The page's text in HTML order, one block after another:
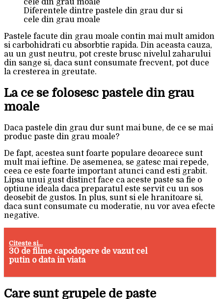
Diferentele dintre pastele din grau dur si
cele din grau moale
Pastele facute din grau moale contin mai mult amidon
si carbohidrati cu absorbtie rapida. Din aceasta cauza,
au un gust neutru, pot creste brusc nivelul zaharului
din sange si, daca sunt consumate frecvent, pot duce
la cresterea in greutate.
La ce se folosesc pastele din grau
moale
Daca pastele din grau dur sunt mai bune, de ce se mai
produc paste din grau moale?
De fapt, acestea sunt foarte populare deoarece sunt
mult mai ieftine. De asemenea, se gatesc mai repede,
ceea ce este foarte important atunci cand esti grabit.
Lipsa unui gust distinct face ca aceste paste sa fie o
optiune ideala daca preparatul este servit cu un sos
deosebit de gustos. In plus, sunt si ele hranitoare si,
daca sunt consumate cu moderatie, nu vor avea efecte
negative.
Citeste si...
30 de filme capodopere de vazut cel
putin o data in viata
Care sunt grupele de paste